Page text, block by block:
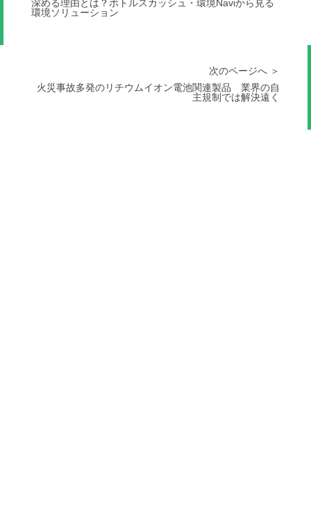
深める理由とは？ボトルスカッシュ・環境Naviから見る
環境ソリューション
次のページへ ＞
火災事故多発のリチウムイオン電池関連製品 業界の自
主規制では解決遠く